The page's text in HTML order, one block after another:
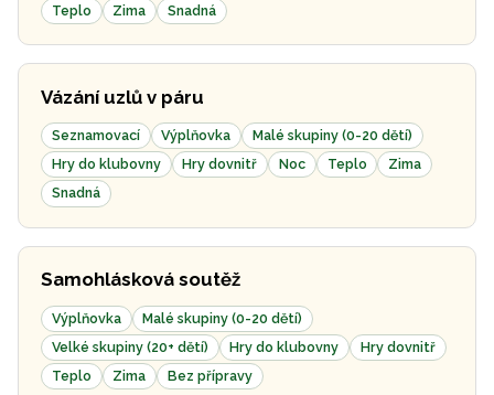
Teplo
Zima Snadná
Vázání uzlů v páru
Seznamovací Výplňovka
Malé skupiny (0-20 dětí)
Hry do klubovny
Hry dovnitř Noc Teplo
Zima
Snadná
Samohlásková soutěž
Výplňovka
Malé skupiny (0-20 dětí)
Velké skupiny (20+ dětí)
Hry do klubovny
Hry dovnitř
Teplo
Zima Bez přípravy